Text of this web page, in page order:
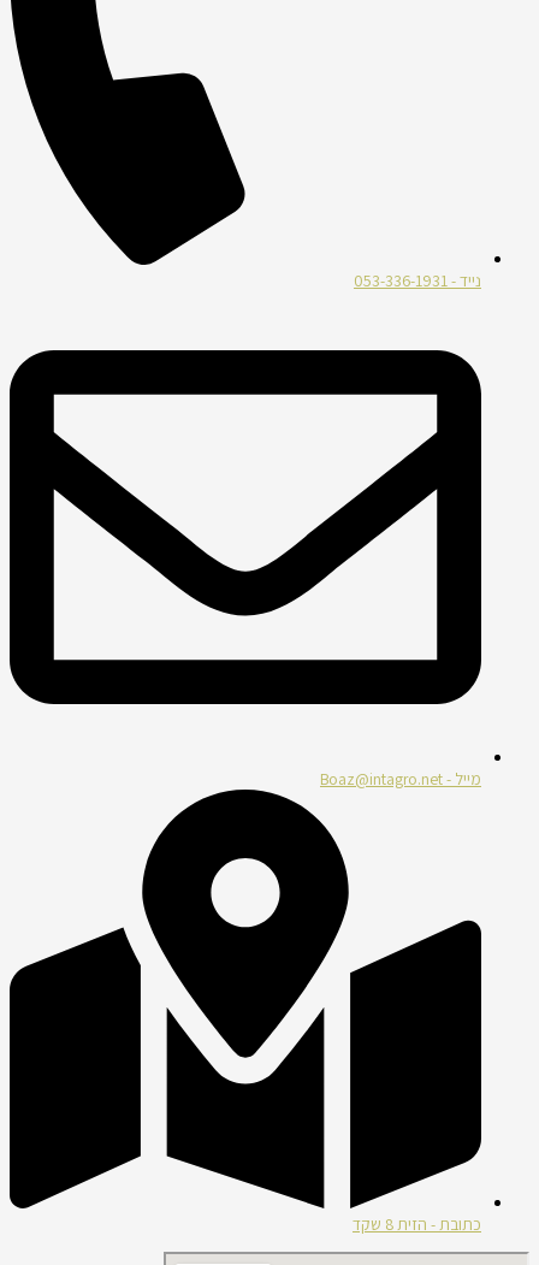
נייד - 053-336-1931
מייל - Boaz@intagro.net
כתובת - הזית 8 שקד